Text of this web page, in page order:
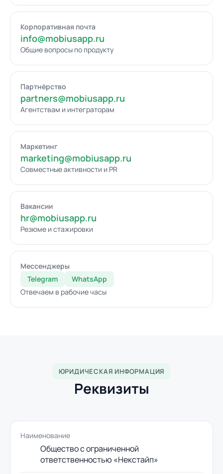
Корпоративная почта
info@mobiusapp.ru
Общие вопросы по продукту
Партнёрство
partners@mobiusapp.ru
Агентствам и интеграторам
Маркетинг
marketing@mobiusapp.ru
Совместные активности и PR
Вакансии
hr@mobiusapp.ru
Резюме и стажировки
Мессенджеры
Telegram
WhatsApp
Отвечаем в рабочие часы
ЮРИДИЧЕСКАЯ ИНФОРМАЦИЯ
Реквизиты
Наименование
Общество с ограниченной
ответственностью «Некстайп»